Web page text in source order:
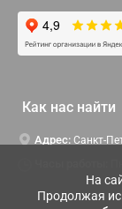
На
Продолжая
Как нас найти
Адрес: Санкт-